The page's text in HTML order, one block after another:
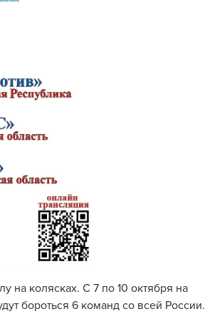
на колясках. С 7 по 10 октября на
бороться 6 команд со всей России.